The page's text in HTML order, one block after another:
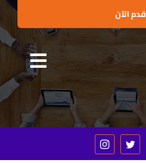
قدم الآن
الرئيسية
من نحن
البرامج التدريبية